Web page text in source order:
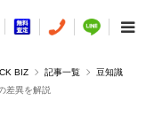
BIZ 記事一覧
豆知識
差異を解説